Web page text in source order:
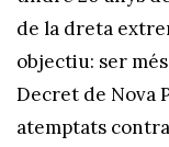
de la dreta
objectiu: ser
Decret de Nova
atemptats